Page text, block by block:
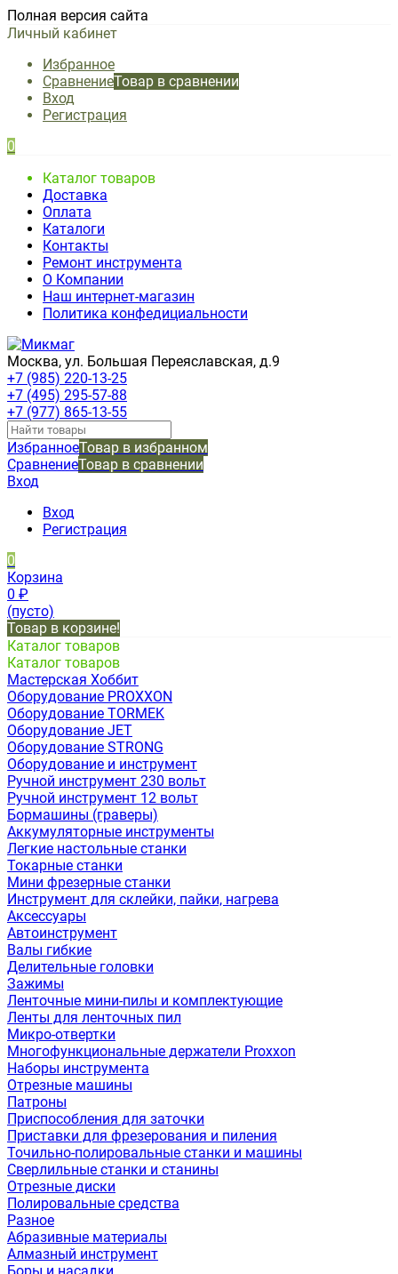
Полная версия сайта
Личный кабинет
Избранное
СравнениеТовар в сравнении
Вход
Регистрация
0
Каталог товаров
Доставка
Оплата
Каталоги
Контакты
Ремонт инструмента
О Компании
Наш интернет-магазин
Политика конфедициальности
Москва, ул. Большая Переяславская, д.9
+7 (985) 220-13-25
+7 (495) 295-57-88
+7 (977) 865-13-55
ИзбранноеТовар в избранном
СравнениеТовар в сравнении
Вход
Вход
Регистрация
0
Корзина
0 ₽
(пусто)
Товар в корзине!
Каталог товаров
Каталог товаров
Мастерская Хоббит
Оборудование PROXXON
Оборудование TORMEK
Оборудование JET
Оборудование STRONG
Оборудование и инструмент
Ручной инструмент 230 вольт
Ручной инструмент 12 вольт
Бормашины (граверы)
Аккумуляторные инструменты
Легкие настольные станки
Токарные станки
Мини фрезерные станки
Инструмент для склейки, пайки, нагрева
Аксессуары
Автоинструмент
Валы гибкие
Делительные головки
Зажимы
Ленточные мини-пилы и комплектующие
Ленты для ленточных пил
Микро-отвертки
Многофункциональные держатели Proxxon
Наборы инструмента
Отрезные машины
Патроны
Приспособления для заточки
Приставки для фрезерования и пиления
Точильно-полировальные станки и машины
Сверлильные станки и станины
Отрезные диски
Полировальные средства
Разное
Абразивные материалы
Алмазный инструмент